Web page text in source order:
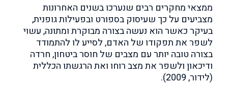
ממצאי מחקרים רבים שנערכו בשנים האחרונות
מצביעים על כך שעיסוק בספורט ובפעילות גופנית,
בעיקר כאשר הוא נעשה בצורה מבוקרת ומתונה, עשוי
לשפר את תפקודו של האדם, לסייע לו להתמודד
בצורה טובה יותר עם מצבים של חוסר ביטחון, חרדה
ודיכאון ולשפר את מצב רוחו ואת הרגשתו הכללית
(לידור, 2009).